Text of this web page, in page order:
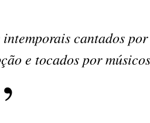
intemporais cantados por
e tocados por